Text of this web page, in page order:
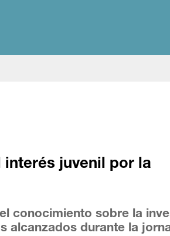
interés juvenil por la
conocimiento sobre la
alcanzados durante la